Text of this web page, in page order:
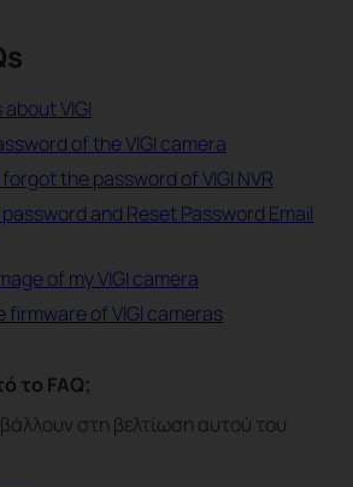
VIGI
of the VIGI camera
the password of VIGI NVR
and Reset Password Email
of my VIGI camera
firmware of VIGI cameras
το FAQ;
στη βελτίωση αυτού του